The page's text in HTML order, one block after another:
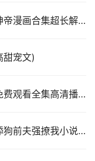
漫画合集超长解说
甜宠文)
观看全集高清播放
强撩我小说最新章节